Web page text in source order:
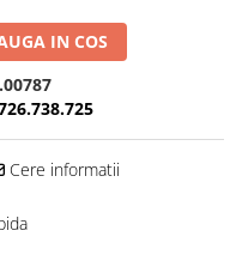
IN COS
Cere informatii